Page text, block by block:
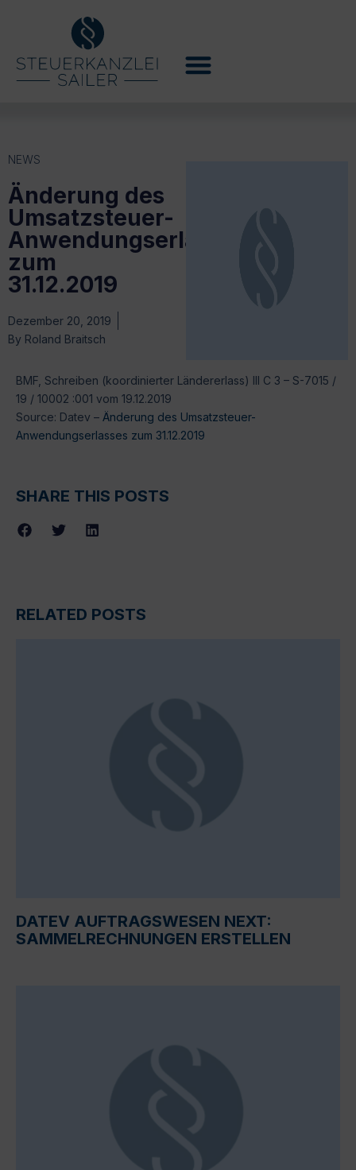
NEWS
Änderung des
Umsatzsteuer-
Anwendungserlasses
zum
31.12.2019
Dezember 20, 2019
By Roland Braitsch
BMF, Schreiben (koordinierter Ländererlass) III C 3 – S-7015 /
19 / 10002 :001 vom 19.12.2019
Source: Datev – Änderung des Umsatzsteuer-
Anwendungserlasses zum 31.12.2019
SHARE THIS POSTS
RELATED POSTS
DATEV AUFTRAGSWESEN NEXT:
SAMMELRECHNUNGEN ERSTELLEN